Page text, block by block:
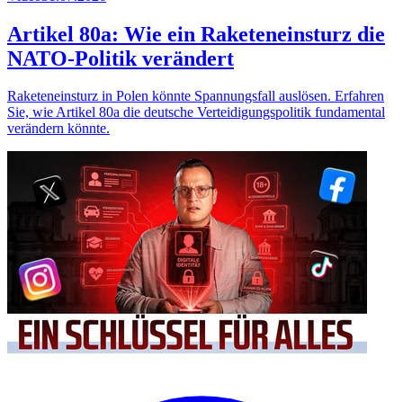
Artikel 80a: Wie ein Raketeneinsturz die
NATO-Politik verändert
Raketeneinsturz in Polen könnte Spannungsfall auslösen. Erfahren
Sie, wie Artikel 80a die deutsche Verteidigungspolitik fundamental
verändern könnte.